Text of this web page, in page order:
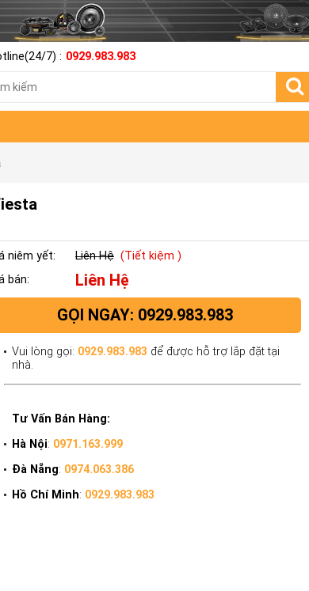
7) : 0929.983.983
niêm yết: Liên Hệ (Tiết kiệm )
bán:
Liên Hệ
GỌI NGAY: 0929.983.983
Vui lòng gọi: 0929.983.983 để được hỗ trợ lắp đặt tại
nhà.
Tư Vấn Bán Hàng:
Hà Nội: 0971.163.999
Đà Nẵng: 0974.063.386
Hồ Chí Minh: 0929.983.983